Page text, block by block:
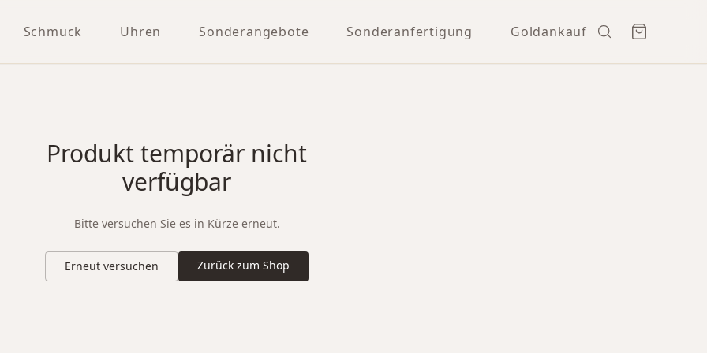
Schmuck Uhren Sonderangebote Sonderanfertigung Goldankauf
Produkt temporär nicht
verfügbar
Bitte versuchen Sie es in Kürze erneut.
Erneut versuchen Zurück zum Shop